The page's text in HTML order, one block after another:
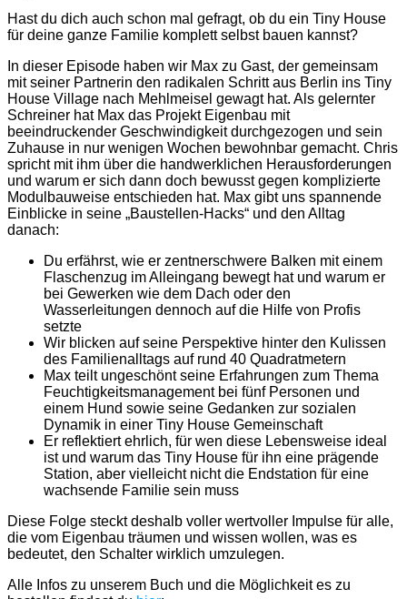
Hast du dich auch schon mal gefragt, ob du ein Tiny House
für deine ganze Familie komplett selbst bauen kannst?
In dieser Episode haben wir Max zu Gast, der gemeinsam
mit seiner Partnerin den radikalen Schritt aus Berlin ins Tiny
House Village nach Mehlmeisel gewagt hat. Als gelernter
Schreiner hat Max das Projekt Eigenbau mit
beeindruckender Geschwindigkeit durchgezogen und sein
Zuhause in nur wenigen Wochen bewohnbar gemacht. Chris
spricht mit ihm über die handwerklichen Herausforderungen
und warum er sich dann doch bewusst gegen komplizierte
Modulbauweise entschieden hat. Max gibt uns spannende
Einblicke in seine „Baustellen-Hacks“ und den Alltag
danach:
Du erfährst, wie er zentnerschwere Balken mit einem
Flaschenzug im Alleingang bewegt hat und warum er
bei Gewerken wie dem Dach oder den
Wasserleitungen dennoch auf die Hilfe von Profis
setzte
Wir blicken auf seine Perspektive hinter den Kulissen
des Familienalltags auf rund 40 Quadratmetern
Max teilt ungeschönt seine Erfahrungen zum Thema
Feuchtigkeitsmanagement bei fünf Personen und
einem Hund sowie seine Gedanken zur sozialen
Dynamik in einer Tiny House Gemeinschaft
Er reflektiert ehrlich, für wen diese Lebensweise ideal
ist und warum das Tiny House für ihn eine prägende
Station, aber vielleicht nicht die Endstation für eine
wachsende Familie sein muss
Diese Folge steckt deshalb voller wertvoller Impulse für alle,
die vom Eigenbau träumen und wissen wollen, was es
bedeutet, den Schalter wirklich umzulegen.
Alle Infos zu unserem Buch und die Möglichkeit es zu